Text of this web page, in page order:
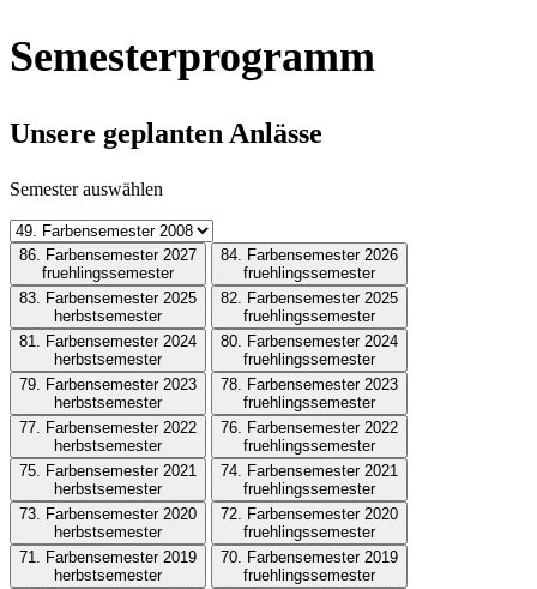
Semesterprogramm
Unsere geplanten Anlässe
Semester auswählen
86. Farbensemester 2027
fruehlingssemester
84. Farbensemester 2026
fruehlingssemester
83. Farbensemester 2025
herbstsemester
82. Farbensemester 2025
fruehlingssemester
81. Farbensemester 2024
herbstsemester
80. Farbensemester 2024
fruehlingssemester
79. Farbensemester 2023
herbstsemester
78. Farbensemester 2023
fruehlingssemester
77. Farbensemester 2022
herbstsemester
76. Farbensemester 2022
fruehlingssemester
75. Farbensemester 2021
herbstsemester
74. Farbensemester 2021
fruehlingssemester
73. Farbensemester 2020
herbstsemester
72. Farbensemester 2020
fruehlingssemester
71. Farbensemester 2019
herbstsemester
70. Farbensemester 2019
fruehlingssemester